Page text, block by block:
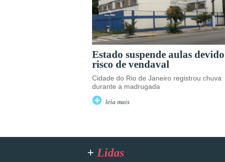
Estado suspende aulas
risco de vendaval
Cidade do Rio de Janeiro registrou chuva
durante a madrugada
leia mais
+ Lidas